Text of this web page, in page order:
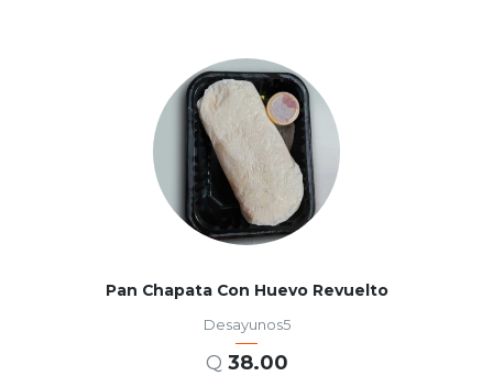
Pan Chapata Con Huevo Revuelto
Desayunos5
Q 38.00